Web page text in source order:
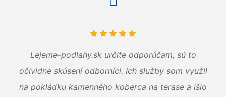
Lejeme-podlahy.sk určite odporúčam, sú to
očividne skúsení odborníci. Ich služby som využil
na pokládku kamenného koberca na terase a išlo